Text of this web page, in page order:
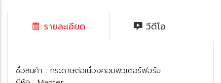
รายละเอียด วีดีโอ
ชื่อสินค้า : กระดาษต่อเนื่องคอมพิวเตอร์ฟอร์ม